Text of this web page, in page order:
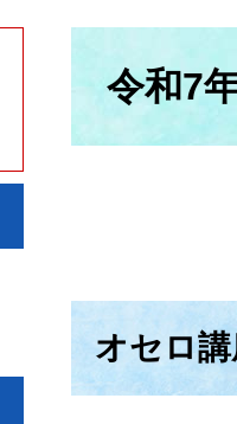
令和7
オセロ